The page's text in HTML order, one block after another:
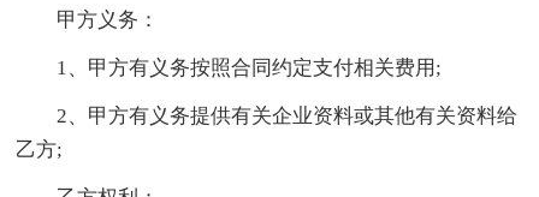
甲方义务：
1、甲方有义务按照合同约定支付相关费用;
2、甲方有义务提供有关企业资料或其他有关资料给
乙方;